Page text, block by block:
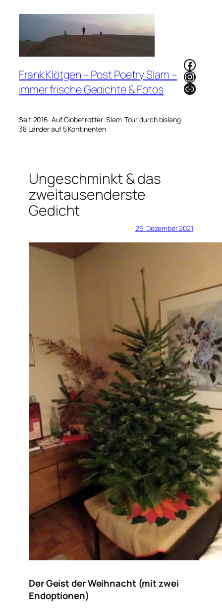
Frank Klötgen – Post Poetry Slam –
immer frische Gedichte & Fotos
Seit 2016. Auf Globetrotter-Slam-Tour durch bislang
38 Länder auf 5 Kontinenten
Link
Ungeschminkt & das
zweitausenderste
Gedicht
26. Dezember 2021
Der Geist der Weihnacht (mit zwei
Endoptionen)